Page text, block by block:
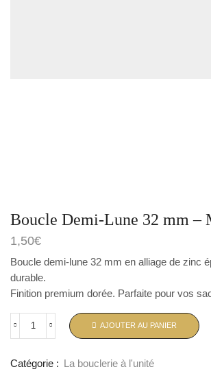
Boucle Demi-Lune 32 mm –
1,50€
Boucle demi-lune 32 mm en alliage de zinc
durable.
Finition premium dorée. Parfaite pour vos
AJOUTER AU PANIER
Catégorie :
La bouclerie à l'unité